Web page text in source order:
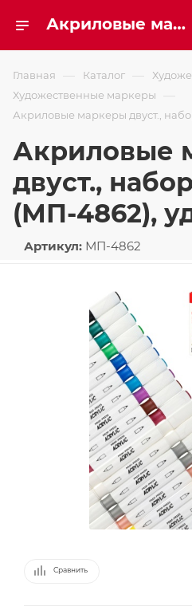
Акриловые маркеры двуст., набор 20 шт (МП-4862), удалить
Главная — Каталог —
Художественные маркеры —
Акриловые маркеры двуст.,
Акриловые
двуст.,
(МП-4862),
Артикул: МП-4862
Сравнить